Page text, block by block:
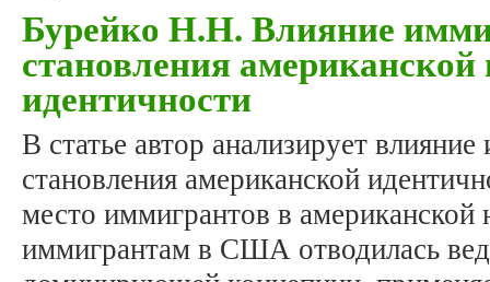
Бурейко Н.Н. Влияние
становления
идентичности
В статье автор анализирует
становления американской
место иммигрантов в
иммигрантам в США отводилась